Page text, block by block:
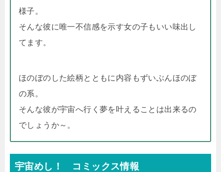
様子。
そんな彼に唯一不信感を示す女の子もいい味出し
てます。
ほのぼのした絵柄とともに内容もずいぶんほのぼ
の系。
そんな彼が宇宙へ行く夢を叶えることは出来るの
でしょうか～。
宇宙めし！ コミックス情報